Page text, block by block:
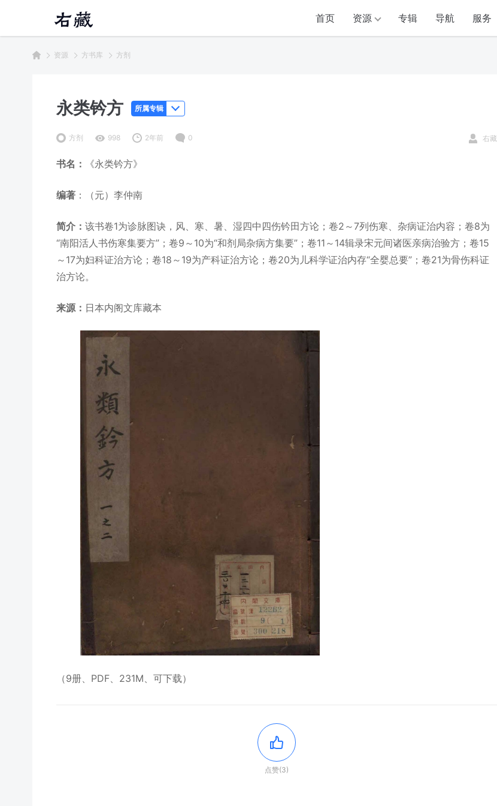
首页 资源 专辑 导航 服务
资源 方书库 方剂
永类钤方 所属专辑
方剂 998 2年前 0 右藏
书名： 《永类钤方》
编著：（元）李仲南
简介： 该书卷1为诊脉图诀，风、寒、暑、湿四中四伤钤田方论；卷2～7列伤寒、杂病证治内容；卷8为
“南阳活人书伤寒集要方”；卷9～10为“和剂局杂病方集要”；卷11～14辑录宋元间诸医亲病治验方；卷15
～17为妇科证治方论；卷18～19为产科证治方论；卷20为儿科学证治内存“全婴总要”；卷21为骨伤科证
治方论。
来源： 日本内阁文库藏本
（9册、PDF、231M、可下载）
点赞(3)